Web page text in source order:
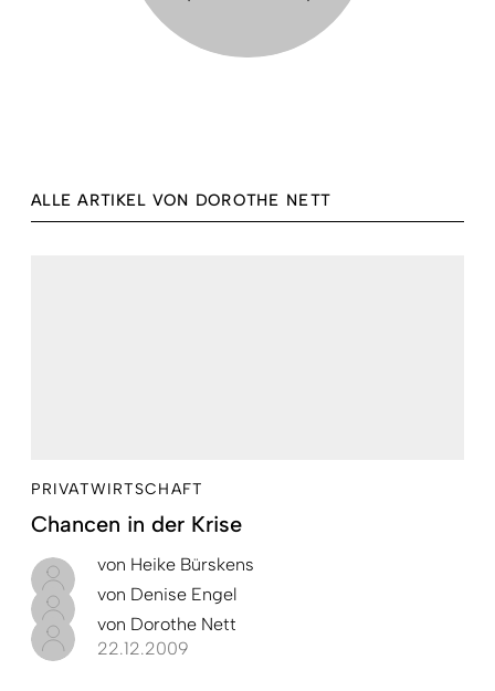
ALLE ARTIKEL VON DOROTHE NETT
PRIVATWIRTSCHAFT
Chancen in der Krise
von Heike Bürskens
von Denise Engel
von Dorothe Nett
22.12.2009